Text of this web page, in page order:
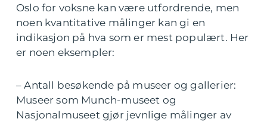
Oslo for voksne kan være utfordrende, men
noen kvantitative målinger kan gi en
indikasjon på hva som er mest populært. Her
er noen eksempler:
– Antall besøkende på museer og gallerier:
Museer som Munch-museet og
Nasjonalmuseet gjør jevnlige målinger av